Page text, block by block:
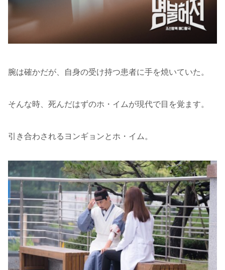
腕は確かだが、自身の受け持つ患者に手を焼いていた。
そんな時、死んだはずのホ・イムが現代で目を覚ます。
引き合わされるヨンギョンとホ・イム。